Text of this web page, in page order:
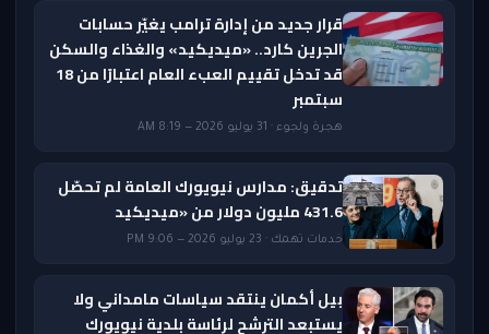
قرار جديد من إدارة ترامب يغيّر حسابات
الجرين كارد.. «ميديكيد» والغذاء والسكن
قد تدخل تقييم العبء العام اعتبارًا من 18
سبتمبر
هجرة ولجوء · 31 يوليو 2026 — 8:19 AM
تدقيق: مدارس نيويورك العامة لم تحصّل
431.6 مليون دولار من «ميديكيد
خدمات تهمك · 23 يوليو 2026 — 9:06 PM
بيل أكمان ينتقد سياسات مامداني ولا
يستبعد الترشح لرئاسة بلدية نيويورك